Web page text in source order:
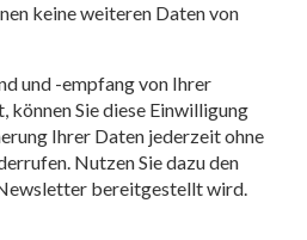
keine weiteren Daten von
und -empfang von Ihrer
können Sie diese Einwilligung
Ihrer Daten jederzeit ohne
Nutzen Sie dazu den
bereitgestellt wird.